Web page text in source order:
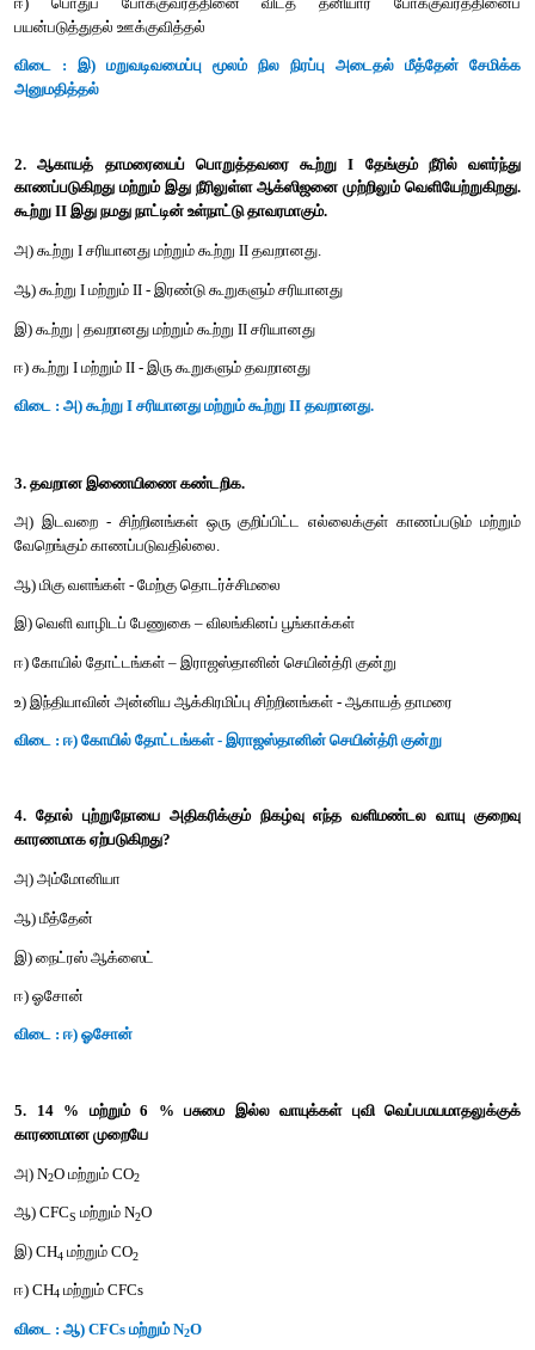
எனக் குறிப்பிடுக.
அ) வெப்பமண்டலக் காடுகளைக் கால்நடைக்கான
மாற்றுதல்
உறுதிப்படுத்துவது
இ) மறுவடிவமைப்பு மூலம் நில நிரப்பு அடைதல் மீத்தேன் சேமிக்க
பயன்படுத்துதல் ஊக்குவித்தல்
அனுமதித்தல்
2. ஆகாயத் தாமரையைப் பொறுத்தவரை கூற்று I தேங்கும்
கூற்று II இது நமது நாட்டின் உள்நாட்டு தாவரமாகும்.
அ) கூற்று I சரியானது மற்றும் கூற்று II தவறானது.
ஆ) கூற்று I மற்றும் II - இரண்டு கூறுகளும் சரியானது
இ) கூற்று | தவறானது மற்றும் கூற்று II சரியானது
3. தவறான இணையிணை கண்டறிக.
அ) இடவறை - சிற்றினங்கள் ஒரு குறிப்பிட்ட எல்லைக்குள்
வேறெங்கும் காணப்படுவதில்லை.
ஆ) மிகு வளங்கள் - மேற்கு தொடர்ச்சிமலை
இ) வெளி வாழிடப் பேணுகை – விலங்கினப் பூங்காக்கள்
உ) இந்தியாவின் அன்னிய ஆக்கிரமிப்பு சிற்றினங்கள் - ஆகாயத்
விடை : ஈ) கோயில் தோட்டங்கள் - இராஜஸ்தானின் செயின்த்ரி
4. தோல் புற்றுநோயை அதிகரிக்கும் நிகழ்வு எந்த வளிமண்டல